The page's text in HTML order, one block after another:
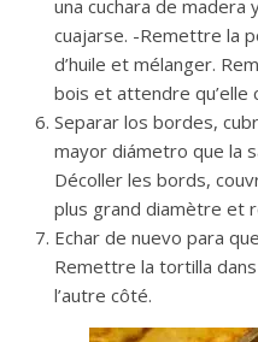
una cuchara de madera
cuajarse. -Remettre la
d’huile et mélanger.
bois et attendre qu’elle
Separar los bordes,
mayor diámetro que la
Décoller les bords,
plus grand diamètre et
Echar de nuevo para
Remettre la tortilla
l’autre côté.